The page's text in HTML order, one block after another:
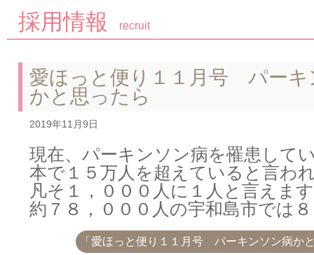
採用情報 recruit
愛ほっと便り１１月号 パーキ
かと思ったら
2019年11月9日
現在、パーキンソン病を罹患して
本で１５万人を超えていると言わ
凡そ１，０００人に１人と言えま
約７８，０００人の宇和島市では
「愛ほっと便り１１月号 パーキンソン病か